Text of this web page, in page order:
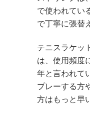
で使われてい
で丁寧に張替
テニスラケッ
は、使用頻度
年と言われて
プレーする方
方はもっと早